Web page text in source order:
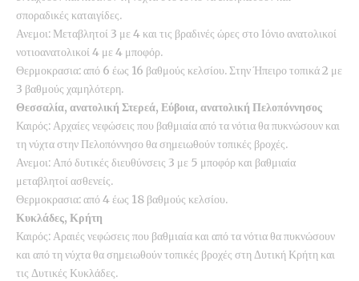
σποραδικές καταιγίδες.
Ανεμοι: Μεταβλητοί 3 με 4 και τις βραδινές ώρες στο Ιόνιο ανατολικοί
νοτιοανατολικοί 4 με 4 μποφόρ.
Θερμοκρασια: από 6 έως 16 βαθμούς κελσίου. Στην Ήπειρο τοπικά 2 με
3 βαθμούς χαμηλότερη.
Θεσσαλία, ανατολική Στερεά, Εύβοια, ανατολική Πελοπόννησος
Καιρός: Αρχαίες νεφώσεις που βαθμιαία από τα νότια θα πυκνώσουν και
τη νύχτα στην Πελοπόννησο θα σημειωθούν τοπικές βροχές.
Ανεμοι: Από δυτικές διευθύνσεις 3 με 5 μποφόρ και βαθμιαία
μεταβλητοί ασθενείς.
Θερμοκρασια: από 4 έως 18 βαθμούς κελσίου.
Κυκλάδες, Κρήτη
Καιρός: Αραιές νεφώσεις που βαθμιαία και από τα νότια θα πυκνώσουν
και από τη νύχτα θα σημειωθούν τοπικές βροχές στη Δυτική Κρήτη και
τις Δυτικές Κυκλάδες.